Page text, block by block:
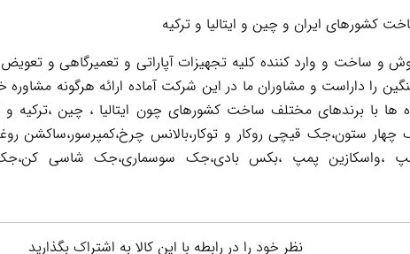
کشورهای ایران و چین و ایتالیا و ترکیه
و ساخت و وارد کننده کلیه تجهیزات آپاراتی و تعمیرگاهی و
را داراست و مشاوران ما در این شرکت آماده ارائه هرگونه
ها با برندهای مختلف ساخت کشورهای چون ایتالیا ، چین ،ترکیه
ستون،جک قیچی روکار و توکار،بالانس چرخ،کمپرسور،ساکشن
نظر خود را در رابطه با این کالا به اشتراک بگذارید